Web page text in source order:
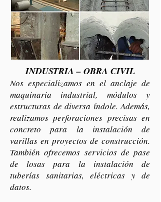
INDUSTRIA – OBRA CIVIL
Nos especializamos en el anclaje de
maquinaria industrial, módulos y
estructuras de diversa índole. Además,
realizamos perforaciones precisas en
concreto para la instalación de
varillas en proyectos de construcción.
También ofrecemos servicios de pase
de losas para la instalación de
tuberías sanitarias, eléctricas y de
datos.